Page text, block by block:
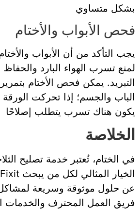
بشكل متساوي
فحص الأبواب والأختام
يجب التأكد من أن الأبواب
لمنع تسرب الهواء البارد
التبريد. يمكن فحص الأختام
الباب والجسم؛ إذا تحركت
يكون هناك تسرب يتطلب إصلاحًا
الخلاصة
في الختام، تُعتبر خدمة تصليح
عن حلول موثوقة وسريعة
فريق العمل المحترف والخدمات